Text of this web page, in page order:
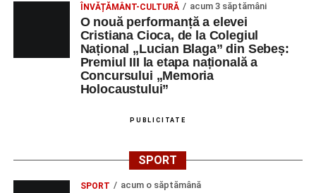
ÎNVĂȚĂMÂNT-CULTURĂ acum 3 săptămâni
O nouă performanță a elevei
Cristiana Cioca, de la Colegiul
Național „Lucian Blaga” din Sebeș:
Premiul III la etapa națională a
Concursului „Memoria
Holocaustului”
PUBLICITATE
SPORT
SPORT acum o săptămână